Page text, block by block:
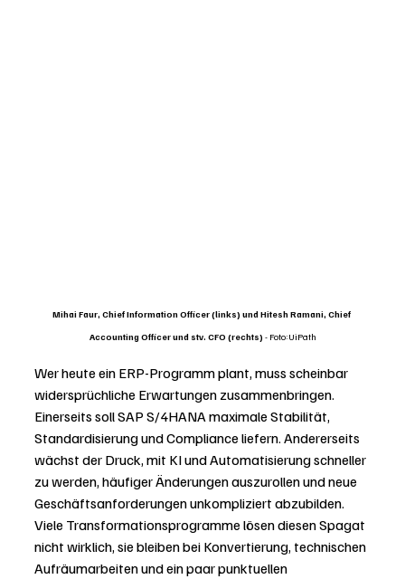
Mihai Faur, Chief Information Officer (links) und Hitesh Ramani, Chief
Accounting Officer und stv. CFO (rechts) - Foto:UiPath
Wer heute ein ERP-Programm plant, muss scheinbar
widersprüchliche Erwartungen zusammenbringen.
Einerseits soll SAP S/4HANA maximale Stabilität,
Standardisierung und Compliance liefern. Andererseits
wächst der Druck, mit KI und Automatisierung schneller
zu werden, häufiger Änderungen auszurollen und neue
Geschäftsanforderungen unkompliziert abzubilden.
Viele Transformationsprogramme lösen diesen Spagat
nicht wirklich, sie bleiben bei Konvertierung, technischen
Aufräumarbeiten und ein paar punktuellen